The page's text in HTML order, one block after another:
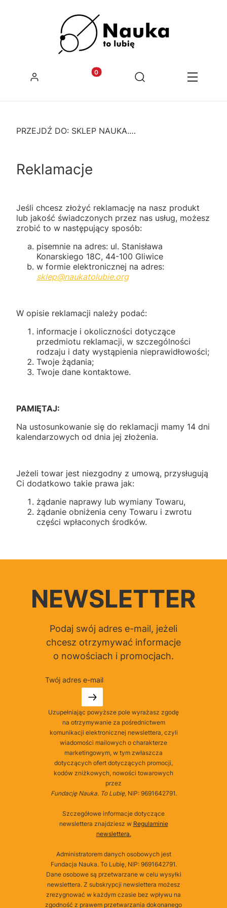
Zaloguj się Produkty w koszyku: 0. Zobacz
Koszyk Otwórz wyszukiwarkę
Szukaj Menu
PRZEJDŹ DO: SKLEP NAUKA. TO LUBIĘ
Reklamacje
Jeśli chcesz złożyć reklamację na nasz produkt
lub jakość świadczonych przez nas usług, możesz
zrobić to w następujący sposób:
pisemnie na adres: ul. Stanisława
Konarskiego 18C, 44-100 Gliwice
w formie elektronicznej na adres:
sklep@naukatolubie.org
W opisie reklamacji należy podać:
informacje i okoliczności dotyczące
przedmiotu reklamacji, w szczególności
rodzaju i daty wystąpienia nieprawidłowości;
Twoje żądania;
Twoje dane kontaktowe.
PAMIĘTAJ:
Na ustosunkowanie się do reklamacji mamy 14 dni
kalendarzowych od dnia jej złożenia.
Jeżeli towar jest niezgodny z umową, przysługują
Ci dodatkowo takie prawa jak:
żądanie naprawy lub wymiany Towaru,
żądanie obniżenia ceny Towaru i zwrotu
części wpłaconych środków.
NEWSLETTER
Podaj swój adres e-mail, jeżeli
chcesz otrzymywać informacje
o nowościach i promocjach.
Twój adres e-mail
Uzupełniając powyższe pole wyrażasz zgodę
na otrzymywanie za pośrednictwem
komunikacji elektronicznej newslettera, czyli
wiadomości mailowych o charakterze
marketingowym, w tym zwłaszcza
dotyczących ofert dotyczących promocji,
kodów zniżkowych, nowości towarowych
przez
Fundację Nauka. To Lubię, NIP: 9691642791.
Szczegółowe informacje dotyczące
newslettera znajdziesz w Regulaminie
newslettera.
Administratorem danych osobowych jest
Fundacja Nauka. To Lubię, NIP: 9691642791.
Dane osobowe są przetwarzane w celu wysyłki
newslettera. Z subskrypcji newslettera możesz
zrezygnować w każdym czasie bez wpływu na
zgodność z prawem przetwarzania dokonanego